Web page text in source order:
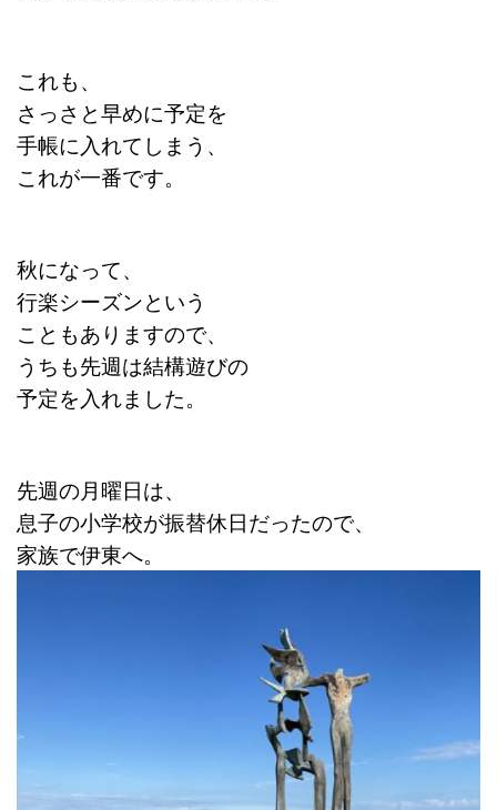
これも、
さっさと早めに予定を
手帳に入れてしまう、
これが一番です。
秋になって、
行楽シーズンという
こともありますので、
うちも先週は結構遊びの
予定を入れました。
先週の月曜日は、
息子の小学校が振替休日だったので、
家族で伊東へ。